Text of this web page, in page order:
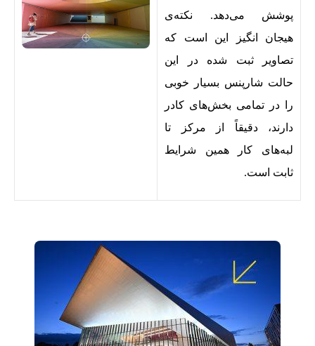
پوشش می‌دهد. نکته‌ی
هیجان انگیز این است که
تصاویر ثبت شده در این
حالت شارپنس بسیار خوبی
را در تمامی بخش‌های کادر
دارند، دقیقاً از مرکز تا
لبه‌های کار همین شرایط
ثابت است.